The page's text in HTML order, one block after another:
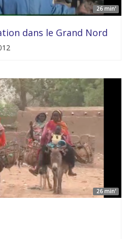
26 min'
dans le Grand Nord
26 min'